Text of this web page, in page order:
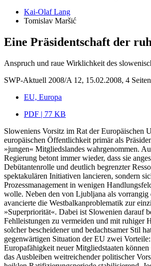
Kai-Olaf Lang
Tomislav Maršić
Eine Präsidentschaft der
Anspruch und raue Wirklichkeit des
SWP-Aktuell 2008/A 12, 15.02.2008, 4 Seiten
EU, Europa
PDF | 77 KB
Sloweniens Vorsitz im Rat der Europäischen
europäischen Öffentlichkeit primär als
»jungen« Mitgliedslandes wahrgenommen.
Regierung betont immer wieder, dass sie
Debütantenrolle und deutlich begrenzter
spektakulären Initiativen lancieren, sondern
Prozessmanagement in wenigen
wolle. Neben den von Ljubljana als vorrangig
avancierte die Westbalkanproblematik zur
»Superpriorität«. Dabei ist Slowenien darauf
Fehlleistungen zu vermeiden und mit ruhiger
solcher bescheidener und bedachtsamer Stil
gegenwärtigen Situation der EU zwei
Europafähigkeit neuer Mitgliedstaaten können
das Ausbleiben weitreichender politischer